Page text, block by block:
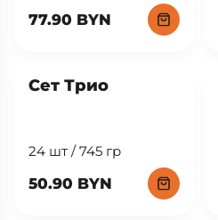
77.90 BYN
Сет Трио
24 шт / 745 гр
50.90 BYN